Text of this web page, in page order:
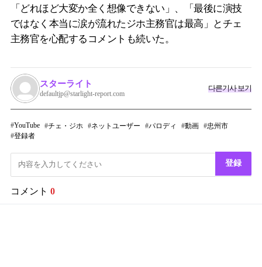
「どれほど大変か全く想像できない」、「最後に演技
ではなく本当に涙が流れたジホ主務官は最高」とチェ
主務官を心配するコメントも続いた。
スターライト
defaultjp@starlight-report.com
다른기사 보기
YouTube チェ・ジホ ネットユーザー パロディ 動画
忠州市
登録者
登録
コメント 0